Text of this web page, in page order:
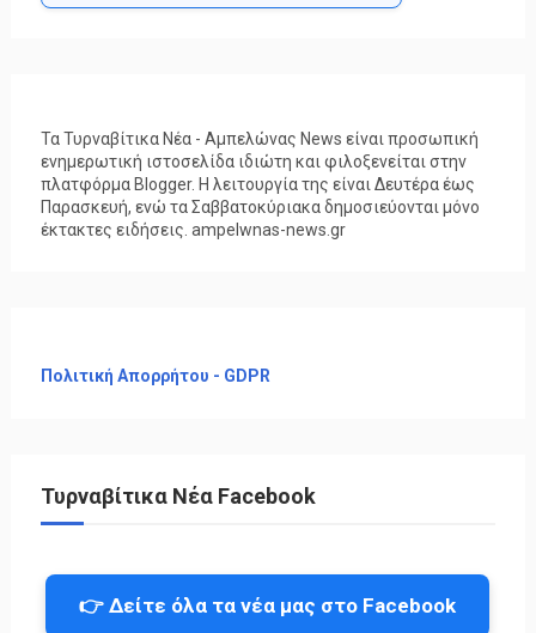
Τα Τυρναβίτικα Νέα - Αμπελώνας News είναι προσωπική
ενημερωτική ιστοσελίδα ιδιώτη και φιλοξενείται στην
πλατφόρμα Blogger. Η λειτουργία της είναι Δευτέρα έως
Παρασκευή, ενώ τα Σαββατοκύριακα δημοσιεύονται μόνο
έκτακτες ειδήσεις. ampelwnas-news.gr
Πολιτική Απορρήτου - GDPR
Τυρναβίτικα Νέα Facebook
👉 Δείτε όλα τα νέα μας στο Facebook